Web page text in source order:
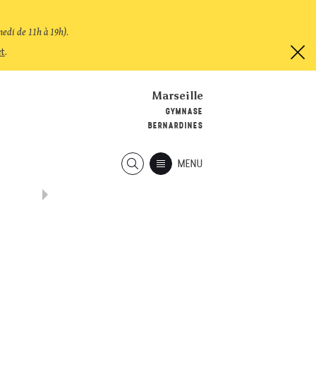
de 11h à 19h).
.
Marseille
GYMNASE
BERNARDINES
MENU